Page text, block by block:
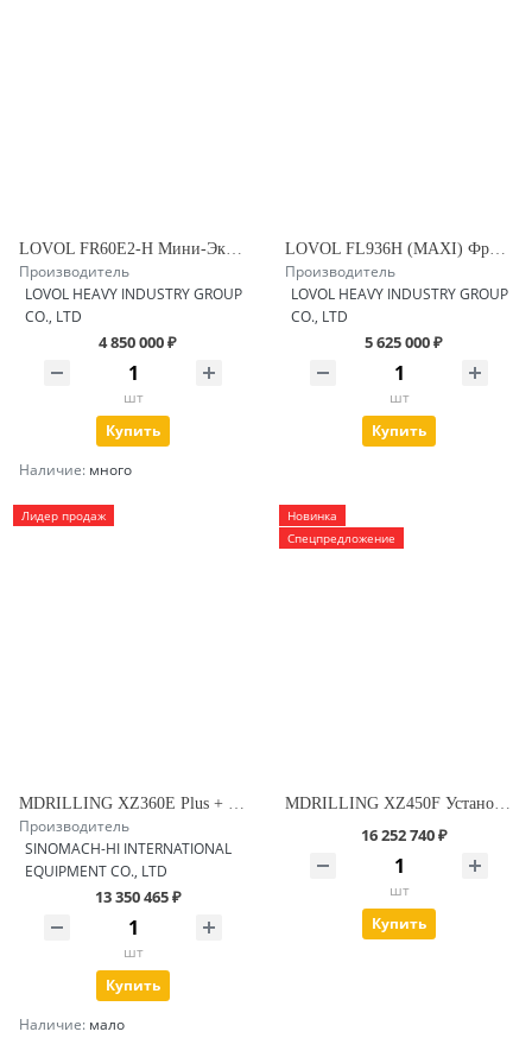
Производитель
LOVOL HEAVY INDUSTRY GROUP
CO., LTD
4 850 000 ₽
шт
Купить
Наличие: много
Производитель
LOVOL HEAVY INDUSTRY GROUP
CO., LTD
5 625 000 ₽
шт
Купить
Лидер продаж
MDRILLING XZ360E Plus + Установка ГНБ
Производитель
SINOMACH-HI INTERNATIONAL
EQUIPMENT CO., LTD
13 350 465 ₽
шт
Купить
Наличие: мало
Новинка
Спецпредложение
MDRILLING XZ450F Установка ГНБ
16 252 740 ₽
шт
Купить